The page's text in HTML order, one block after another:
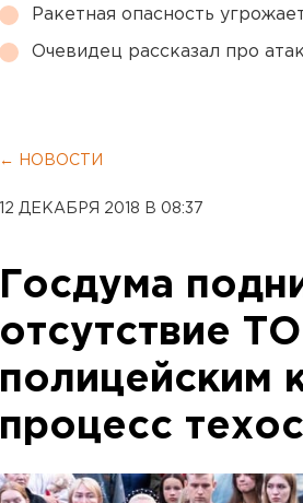
Ракетная опасность
Очевидец рассказал про
← НОВОСТИ
12 ДЕКАБРЯ 2018 В 08:37
Госдума
отсутствие
полицейским
процесс